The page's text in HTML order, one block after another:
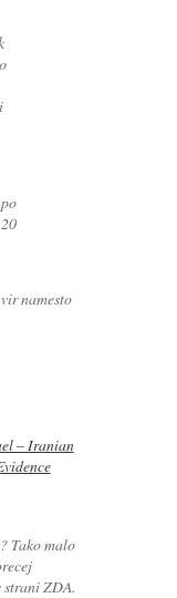
namesto
– Iranian
Tako malo
strani ZDA.